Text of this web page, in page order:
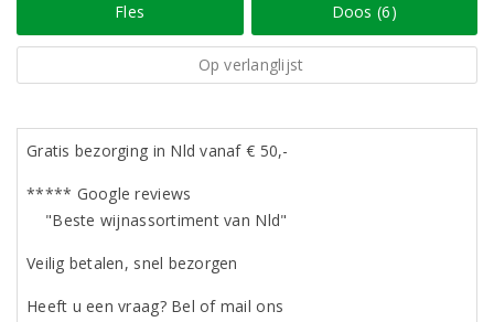
Fles Doos (6)
Op verlanglijst
Gratis bezorging in Nld vanaf € 50,-
***** Google reviews
"Beste wijnassortiment van Nld"
Veilig betalen, snel bezorgen
Heeft u een vraag? Bel of mail ons